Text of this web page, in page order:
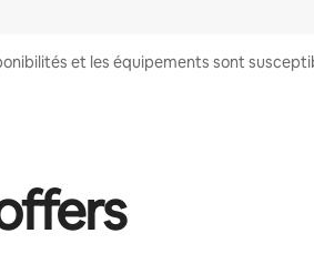
et les équipements sont